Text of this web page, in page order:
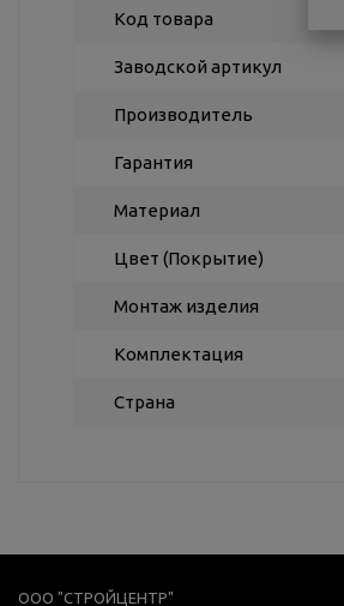
Код товара
Заводской артикул
Производитель
Гарантия
Материал
Цвет (Покрытие)
Монтаж изделия
Комплектация
Страна
ООО "СТРОЙЦЕНТР"